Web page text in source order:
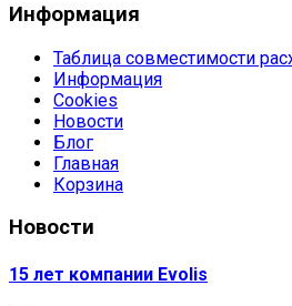
Информация
Таблица совместимости
Информация
Cookies
Новости
Блог
Главная
Корзина
Новости
15 лет компании Evolis